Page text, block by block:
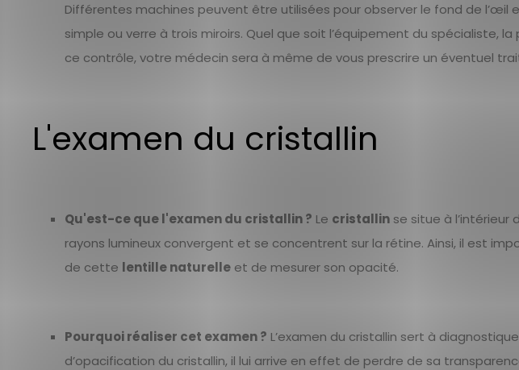
Différentes machines peuvent être utilisées pour observer le fond de l’œil
simple ou verre à trois miroirs. Quel que soit l’équipement du spécialiste,
ce contrôle, votre médecin sera à même de vous prescrire un éventuel
L'examen du cristallin
Qu'est-ce que l'examen du cristallin ? Le cristallin se situe à l’intérieur
rayons lumineux convergent et se concentrent sur la rétine. Ainsi, il est
de cette lentille naturelle et de mesurer son opacité.
Pourquoi réaliser cet examen ? L’examen du cristallin sert à
d’opacification du cristallin, il lui arrive en effet de perdre de sa